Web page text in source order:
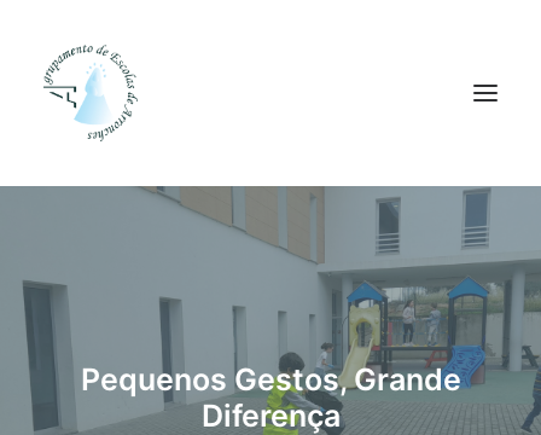
Alunos
EquipasPequenos Gestos, Grande
Diferença